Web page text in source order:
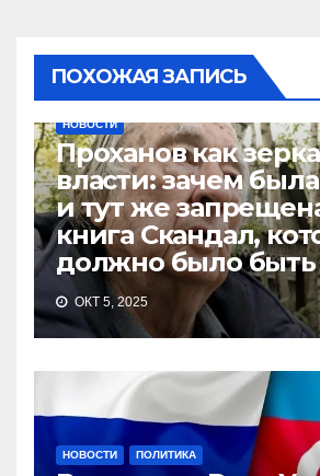
ПОХОЖАЯ ЗАПИСЬ
НОВОСТИ
Проханов как
власти: зачем
и тут же
книга Скандал,
должно было быть
ОКТ 5, 2025
НОВОСТИ ПОЛИТИКА